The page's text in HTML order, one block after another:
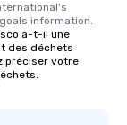
information.
a-t-il une
des déchets
préciser votre